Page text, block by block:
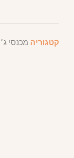
קטגוריה מכנסי